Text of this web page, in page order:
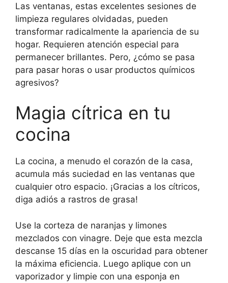
Las ventanas, estas excelentes sesiones de
limpieza regulares olvidadas, pueden
transformar radicalmente la apariencia de su
hogar. Requieren atención especial para
permanecer brillantes. Pero, ¿cómo se pasa
para pasar horas o usar productos químicos
agresivos?
Magia cítrica en tu
cocina
La cocina, a menudo el corazón de la casa,
acumula más suciedad en las ventanas que
cualquier otro espacio. ¡Gracias a los cítricos,
diga adiós a rastros de grasa!
Use la corteza de naranjas y limones
mezclados con vinagre. Deje que esta mezcla
descanse 15 días en la oscuridad para obtener
la máxima eficiencia. Luego aplique con un
vaporizador y limpie con una esponja en